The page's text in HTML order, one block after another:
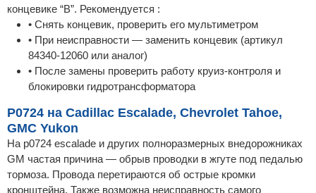
концевике “B”. Рекомендуется :
• Снять концевик, проверить его мультиметром
• При неисправности — заменить концевик (артикул
84340-12060 или аналог)
• После замены проверить работу круиз-контроля и
блокировки гидротрансформатора
P0724 на Cadillac Escalade, Chevrolet Tahoe,
GMC Yukon
На p0724 escalade и других полноразмерных внедорожниках
GM частая причина — обрыв проводки в жгуте под педалью
тормоза. Провода перетираются об острые кромки
кронштейна. Также возможна неисправность самого